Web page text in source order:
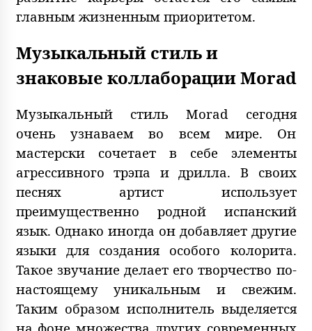
главным жизненным приоритетом.
Музыкальный стиль и
знаковые коллаборации Morad
Музыкальный стиль Morad сегодня
очень узнаваем во всем мире. Он
мастерски сочетает в себе элементы
агрессивного трэпа и дрилла. В своих
песнях артист использует
преимущественно родной испанский
язык. Однако иногда он добавляет другие
языки для создания особого колорита.
Такое звучание делает его творчество по-
настоящему уникальным и свежим.
Таким образом исполнитель выделяется